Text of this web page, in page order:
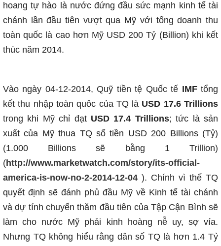
hoang tự hào là nước đứng đầu sức mạnh kinh tế tài
chánh lần đầu tiên vượt qua Mỹ với tổng doanh thu
toàn quốc là cao hơn Mỹ USD 200 Tỷ (Billion) khi kết
thúc năm 2014.
Vào ngày 04-12-2014, Quỹ tiền tệ Quốc tế IMFtổng
kết thu nhập toàn quôc của TQ là USD 17.6 Trillions
trong khi Mỹ chỉ đạt USD 17.4 Trillions; tức là sản
xuất của Mỹ thua TQ số tiền USD 200 Billions (Tỷ)
(1.000 Billions sẽ bằng 1 Trillion)
(http://www.marketwatch.com/story/its-official-
america-is-now-no-2-2014-12-04 ). Chính vì thế TQ
quyết định sẽ đánh phủ đầu Mỹ về Kinh tế tài chánh
và dự tính chuyến thăm đầu tiên của Tập Cận Bình sẽ
làm cho nước Mỹ phải kinh hoàng nễ uy, sợ vía.
Nhưng TQ không hiểu rằng dân số TQ là hơn 1.4 Tỷ